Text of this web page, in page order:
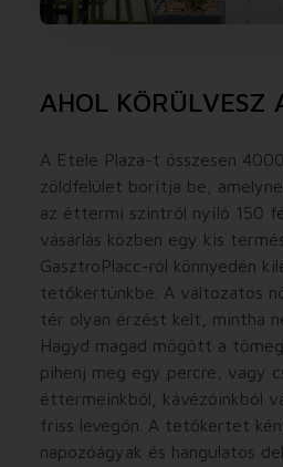
AHOL KÖRÜLVESZ
A Etele Plaza-t összesen
zöldfelület borítja be,
az éttermi szintről nyíló 150
vásárlás közben egy kis
GasztroPlacc-ról könnyedén
tetőkertünkbe. A változatos
tér olyan érzést kelt, mintha
Hagyd magad mögött a
pihenj meg egy percre, vagy
éttermeinkből, kávézóinkból
friss levegőn. A tetőkertet
napozóágyak és hangulatos